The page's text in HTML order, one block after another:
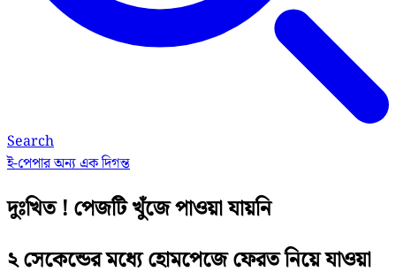
Search
ই-পেপারঅন্য এক দিগন্ত
দুঃখিত ! পেজটি খুঁজে পাওয়া যায়নি
২ সেকেন্ডের মধ্যে হোমপেজে ফেরত নিয়ে যাওয়া